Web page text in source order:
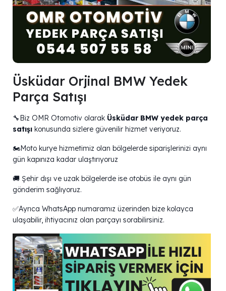
Üsküdar Orjinal BMW Yedek
Parça Satışı
🔧Biz OMR Otomotiv olarak Üsküdar BMW yedek parça
satışı konusunda sizlere güvenilir hizmet veriyoruz.
🏍️Moto kurye hizmetimiz olan bölgelerde siparişlerinizi aynı
gün kapınıza kadar ulaştırıyoruz
🚚 Şehir dışı ve uzak bölgelerde ise otobüs ile aynı gün
gönderim sağlıyoruz.
✅Ayrıca WhatsApp numaramız üzerinden bize kolayca
ulaşabilir, ihtiyacınız olan parçayı sorabilirsiniz.